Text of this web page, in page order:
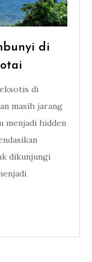
di
di
masih jarang
menjadi hidden
dikunjungi